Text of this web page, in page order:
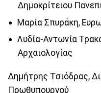
Δημοκρίτειου
Μαρία Σπυράκη,
Λυδία-Αντωνία
Αρχαιολογίας
Δημήτρης Τσιόδρας,
Πρωθυπουργού